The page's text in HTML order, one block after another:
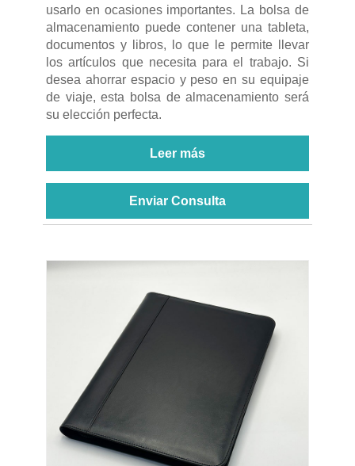
usarlo en ocasiones importantes. La bolsa de
almacenamiento puede contener una tableta,
documentos y libros, lo que le permite llevar
los artículos que necesita para el trabajo. Si
desea ahorrar espacio y peso en su equipaje
de viaje, esta bolsa de almacenamiento será
su elección perfecta.
Leer más
Enviar Consulta